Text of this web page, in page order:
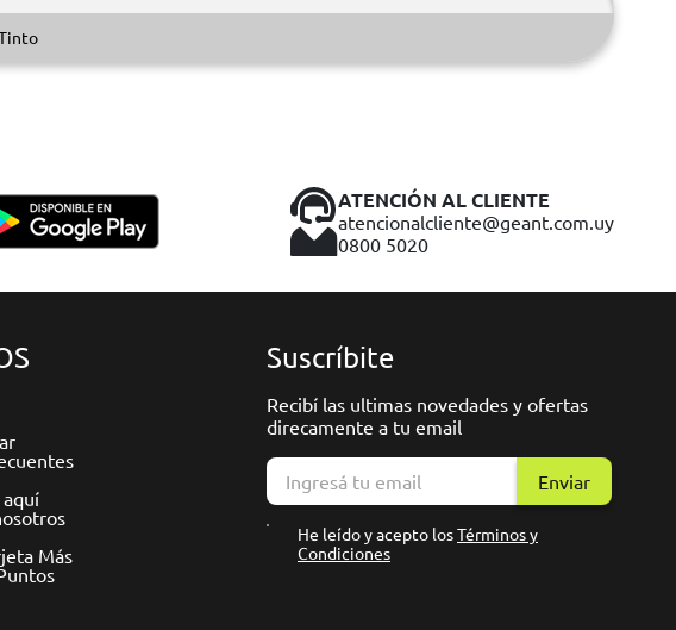
ATENCIÓN AL CLIENTE
atencionalcliente@geant.com.uy
0800 5020
Más
Suscríbite
Recibí las ultimas novedades y ofertas
direcamente a tu email
Enviar
He leído y acepto losTérminos y
Condiciones